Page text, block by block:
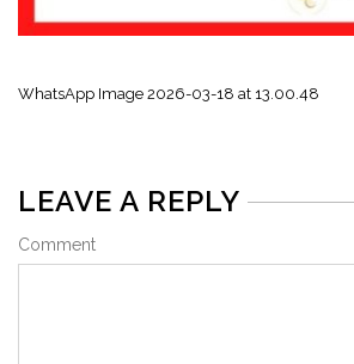
WhatsApp Image 2026-03-18 at 13.00.48
LEAVE A REPLY
Comment